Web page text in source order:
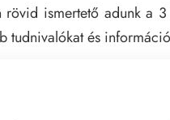
rövid ismertető adunk a
tudnivalókat és